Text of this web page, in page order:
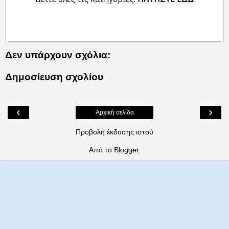
Δεν υπάρχουν σχόλια:
Δημοσίευση σχολίου
‹ ›
Αρχική σελίδα
Προβολή έκδοσης ιστού
Από το Blogger.